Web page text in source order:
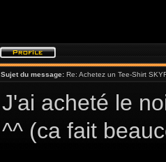
Sujet du message: Re: Achetez un Tee-Shirt
J'ai acheté le
^^ (ca fait